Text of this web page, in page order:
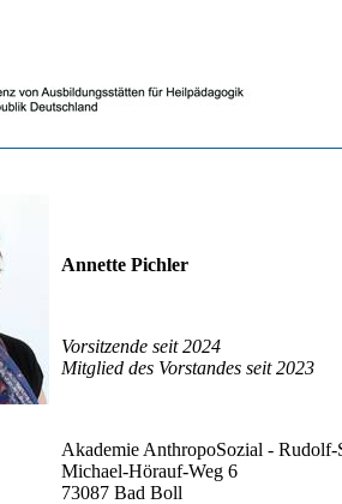
Annette Pichler
Vorsitzende seit 2024
Mitglied des Vorstandes seit 2023
Akademie AnthropoSozial - Rudolf-
Michael-Hörauf-Weg 6
73087 Bad Boll